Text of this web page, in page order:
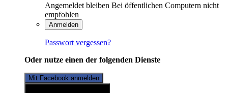
Angemeldet bleiben Bei öffentlichen Computern nicht
empfohlen
Anmelden
Passwort vergessen?
Oder nutze einen der folgenden Dienste
Mit Facebook anmelden